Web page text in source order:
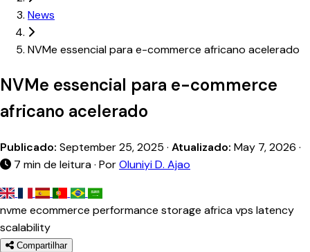
News
NVMe essencial para e-commerce africano acelerado
NVMe essencial para e-commerce
africano acelerado
Publicado: September 25, 2025 · Atualizado: May 7, 2026 ·
7 min de leitura · PorOluniyi D. Ajao
nvme ecommerce performance storage africavps latency
scalability
Compartilhar